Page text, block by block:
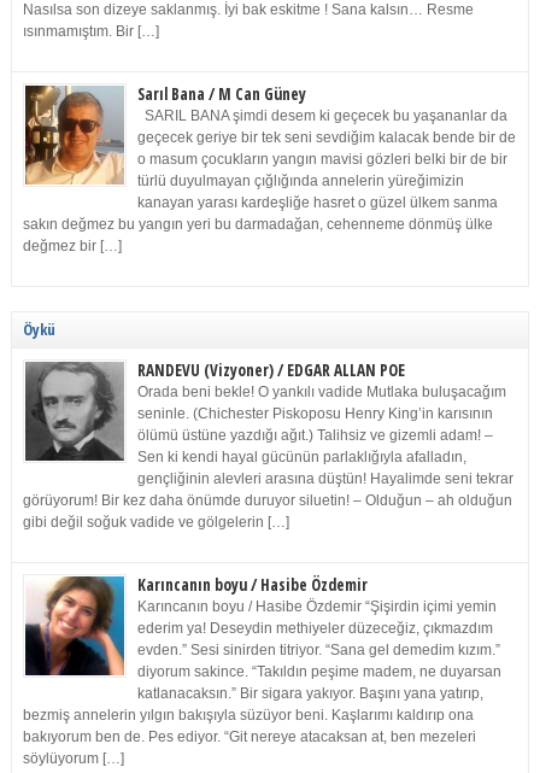
Nasılsa son dizeye saklanmış. İyi bak eskitme ! Sana kalsın… Resme
ısınmamıştım. Bir […]
Sarıl Bana / M Can Güney
SARIL BANA şimdi desem ki geçecek bu yaşananlar da
geçecek geriye bir tek seni sevdiğim kalacak bende bir de
o masum çocukların yangın mavisi gözleri belki bir de bir
türlü duyulmayan çığlığında annelerin yüreğimizin
kanayan yarası kardeşliğe hasret o güzel ülkem sanma
sakın değmez bu yangın yeri bu darmadağan, cehenneme dönmüş ülke
değmez bir […]
Öykü
RANDEVU (Vizyoner) / EDGAR ALLAN POE
Orada beni bekle! O yankılı vadide Mutlaka buluşacağım
seninle. (Chichester Piskoposu Henry King’in karısının
ölümü üstüne yazdığı ağıt.) Talihsiz ve gizemli adam! –
Sen ki kendi hayal gücünün parlaklığıyla afalladın,
gençliğinin alevleri arasına düştün! Hayalimde seni tekrar
görüyorum! Bir kez daha önümde duruyor siluetin! – Olduğun – ah olduğun
gibi değil soğuk vadide ve gölgelerin […]
Karıncanın boyu / Hasibe Özdemir
Karıncanın boyu / Hasibe Özdemir “Şişirdin içimi yemin
ederim ya! Deseydin methiyeler düzeceğiz, çıkmazdım
evden.” Sesi sinirden titriyor. “Sana gel demedim kızım.”
diyorum sakince. “Takıldın peşime madem, ne duyarsan
katlanacaksın.” Bir sigara yakıyor. Başını yana yatırıp,
bezmiş annelerin yılgın bakışıyla süzüyor beni. Kaşlarımı kaldırıp ona
bakıyorum ben de. Pes ediyor. “Git nereye atacaksan at, ben mezeleri
söylüyorum […]